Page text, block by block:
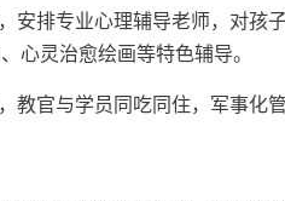
安排专业心理辅导老师，对孩
心灵治愈绘画等特色辅导。
教官与学员同吃同住，军事化